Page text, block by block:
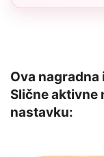
Ova
Slične aktivne
nastavku: